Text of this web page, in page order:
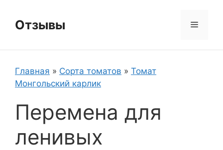
содержимому
Отзывы Меню
Главная » Сорта томатов » Томат
Монгольский карлик
Перемена для
ленивых